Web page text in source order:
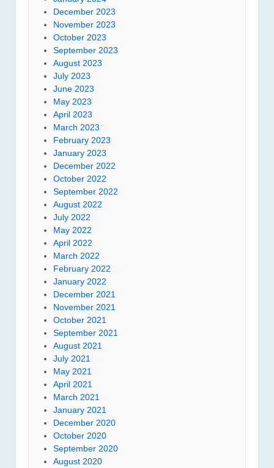
December 2023
November 2023
October 2023
September 2023
August 2023
July 2023
June 2023
May 2023
April 2023
March 2023
February 2023
January 2023
December 2022
October 2022
September 2022
August 2022
July 2022
May 2022
April 2022
March 2022
February 2022
January 2022
December 2021
November 2021
October 2021
September 2021
August 2021
July 2021
May 2021
April 2021
March 2021
January 2021
December 2020
October 2020
September 2020
August 2020